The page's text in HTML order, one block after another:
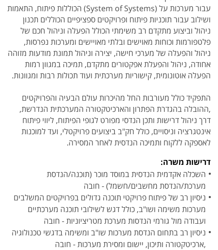
עבור מערכות על (System of Systems) הכוללות פיתוח, התאמות
ושילוב עבור תוכניות פיתוח ופרויקטים ספציפיים הכוללים תכנון
ניהול וביצוע מתקדם רב משימתי הכולל הפעלה וניהול חכם של
פלטפורמות וכוחות מאוישים ובלתי מאויישים ומערכות נפרסות,
ניהול והפעלה של מערכי חישה, יצירה וניהול תמונת מודעות מזוהה
אחודה, ניהול והפעלת אפקטורים מתקדם, תמיכה במגוון רמות
הפעלה אוטונומית, קישוריות מערכתית ועוד תכולות רבות ומגוונות.
התפקיד כולל מעורבות החל מהיכרות עולם הבעיה והפרויקטים
,ההובלה בהגדרת הפתרון והארכיטקטורה המערכתית הנדרשת,
דרך ניהול דרישות ותכן הנדסי מפורט לגופי הפיתוח, ליווי פיתוח
אינטגרציה וניסויים, כולל חק"ב ביצועים פרויקטלי, ועד למוכנות
לאספקה ללקוח ותמיכה הנדסית לאחר המסירה.
דרישות משרה:
השכלה אקדמית הנדסית במוסד מוכר (תוכנה/הנדסת
מערכת/הנדסת מחשבים/חשמל) - חובה
ניסיון רב של פיתוח פרויקטי תוכנה גדולים בפרויקטים המשלבים
מערכות משימה ושו"ב, כולל דגש לשילובי תוכנה מערכתיים
ועבודה מול גורמי הנדסות מערכת מטריציוניות - חובה
ניסיון רב בתחום הנדסת מערכות שו"ב ומשימה בדגשי טכנולוגיה
,ארכיטקטורה ותיכון, יישום ומסירת מערכות - חובה